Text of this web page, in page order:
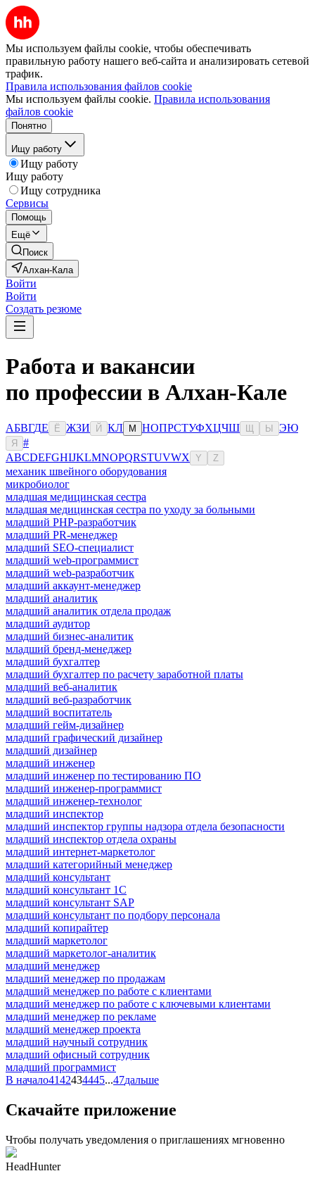
Мы используем файлы cookie, чтобы обеспечивать
правильную работу нашего веб-сайта и анализировать сетевой
трафик.
Правила использования файлов cookie
Мы используем файлы cookie. Правила использования
файлов cookie
Понятно
Ищу работу
Ищу работу
Ищу работу
Ищу сотрудника
Сервисы
Помощь
Ещё
Поиск
Алхан-Кала
Войти
Войти
Создать резюме
Работа и вакансии
по профессии в Алхан-Кале
АБВГДЕ Ё ЖЗИ Й КЛ М НОПРСТУФХЦЧШ Ы ЭЮ
Я
#
ABCDEFGHIJKLMNOPQRSTUVWX Y Z
механик швейного оборудования
микробиолог
младшая медицинская сестра
младшая медицинская сестра по уходу за больными
младший PHP-разработчик
младший PR-менеджер
младший SEO-специалист
младший web-программист
младший web-разработчик
младший аккаунт-менеджер
младший аналитик
младший аналитик отдела продаж
младший аудитор
младший бизнес-аналитик
младший бренд-менеджер
младший бухгалтер
младший бухгалтер по расчету заработной платы
младший веб-аналитик
младший веб-разработчик
младший воспитатель
младший гейм-дизайнер
младший графический дизайнер
младший дизайнер
младший инженер
младший инженер по тестированию ПО
младший инженер-программист
младший инженер-технолог
младший инспектор
младший инспектор группы надзора отдела безопасности
младший инспектор отдела охраны
младший интернет-маркетолог
младший категорийный менеджер
младший консультант
младший консультант 1С
младший консультант SAP
младший консультант по подбору персонала
младший копирайтер
младший маркетолог
младший маркетолог-аналитик
младший менеджер
младший менеджер по продажам
младший менеджер по работе с клиентами
младший менеджер по работе с ключевыми клиентами
младший менеджер по рекламе
младший менеджер проекта
младший научный сотрудник
младший офисный сотрудник
младший программист
В начало4142434445...47дальше
Скачайте приложение
Чтобы получать уведомления о приглашениях мгновенно
HeadHunter